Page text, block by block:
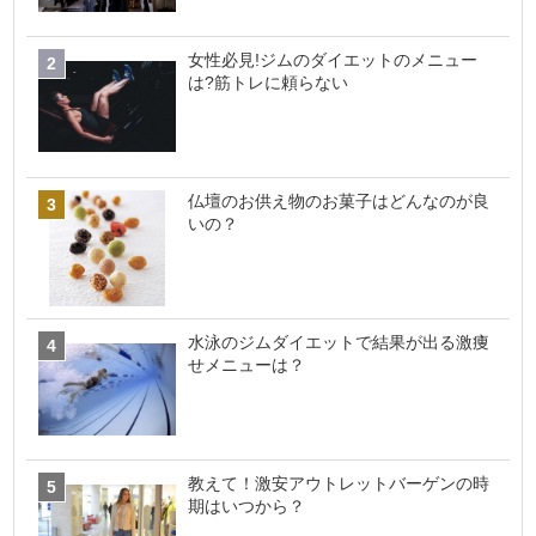
女性必見!ジムのダイエットのメニュー
は?筋トレに頼らない
仏壇のお供え物のお菓子はどんなのが良
いの？
水泳のジムダイエットで結果が出る激痩
せメニューは？
教えて！激安アウトレットバーゲンの時
期はいつから？